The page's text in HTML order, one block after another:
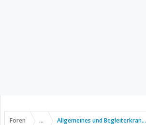
Foren ... Allgemeines und